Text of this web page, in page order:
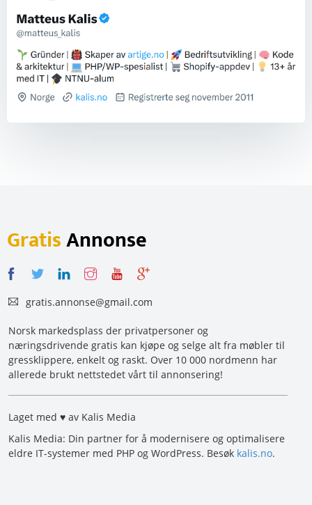
GratisAnnonse
gratis.annonse@gmail.com
Norsk markedsplass der privatpersoner og
næringsdrivende gratis kan kjøpe og selge alt fra møbler til
gressklippere, enkelt og raskt. Over 10 000 nordmenn har
allerede brukt nettstedet vårt til annonsering!
Laget med ♥ av Kalis Media
Kalis Media: Din partner for å modernisere og optimalisere
eldre IT-systemer med PHP og WordPress. Besøk kalis.no.